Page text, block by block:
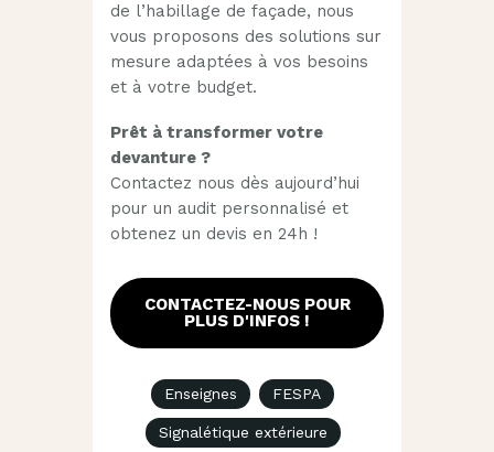
de l’habillage de façade, nous
vous proposons des solutions sur
mesure adaptées à vos besoins
et à votre budget.
Prêt à transformer votre
devanture ?
Contactez nous dès aujourd’hui
pour un audit personnalisé et
obtenez un devis en 24h !
CONTACTEZ-NOUS POUR
PLUS D'INFOS !
Enseignes FESPA
Signalétique extérieure